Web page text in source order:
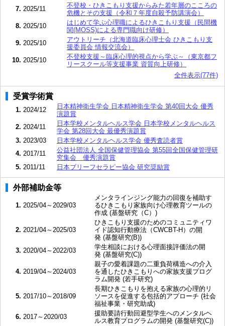
7. 2025/11
不登校・ひきこもり支援からみた若年層のこころの
危機とその支援（令和７年度自殺予防講演会）
8. 2025/10
はじめて学ぶ心理職によるひきこもり支援（民間機
関(MOSS)による専門職向け研修）
9. 2025/10
アウトリーチ（北海道臨床心理士会 ひきこもり支
援委員会 情報交流会）
10. 2025/10
不登校支援～臨床心理的視点から学ぶ～（東京都フ
リースクール等支援事業 資質向上研修）
全件表示(77件)
受賞学術賞
1. 2024/12
日本精神衛生学会 日本精神衛生学会 第40回大会 優秀
演題賞
2. 2024/11
日本学校メンタルヘルス学会 日本学校メンタルヘルス
学会 第28回大会 最優秀演題賞
3. 2023/03
日本学校メンタルヘルス学会 優秀査読者賞
4. 2017/11
公益社団法人 全国保健管理協会 第55回全国保健管理研
究集会 優秀演題賞
5. 2011/11 日本ブリーフセラピー協会 研究奨励賞
外部補助金等
1. 2025/04～2029/03
メンタラインジング能力の回復を補助す
るひきこもり家族向け心理教育ツールの
作成 (基盤研究（C）)
2. 2021/04～2025/03
ひきこもり支援のためのコミュニティワ
イド認知行動療法（CWCBT-H）の開
発 (基盤研究(B))
3. 2020/04～2022/03
学生相談における心理面接評価法の開
発 (基盤研究(C))
4. 2019/04～2024/03
親子の愛着課題の二重負荷構造への介入
を通したひきこもりへの家族支援プログ
ラム開発 (若手研究)
5. 2017/10～2018/09
長期ひきこもりを抱える家族の心理的リ
ソースを促進する包括的アプローチ (社会
福祉事業・研究助成)
6. 2017～2020/03
援助要請行動回避型学生へのメンタルヘ
ルス教育プログラムの開発 (基盤研究(C))